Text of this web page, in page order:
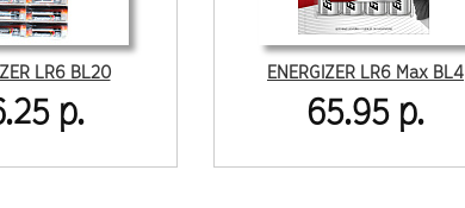
LR6 BL20
р.
ENERGIZER LR6 Max BL4
65.95 р.